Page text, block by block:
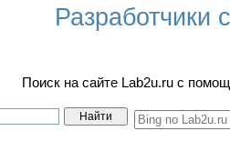
Разработчики
Поиск на сайте Lab2u.ru с